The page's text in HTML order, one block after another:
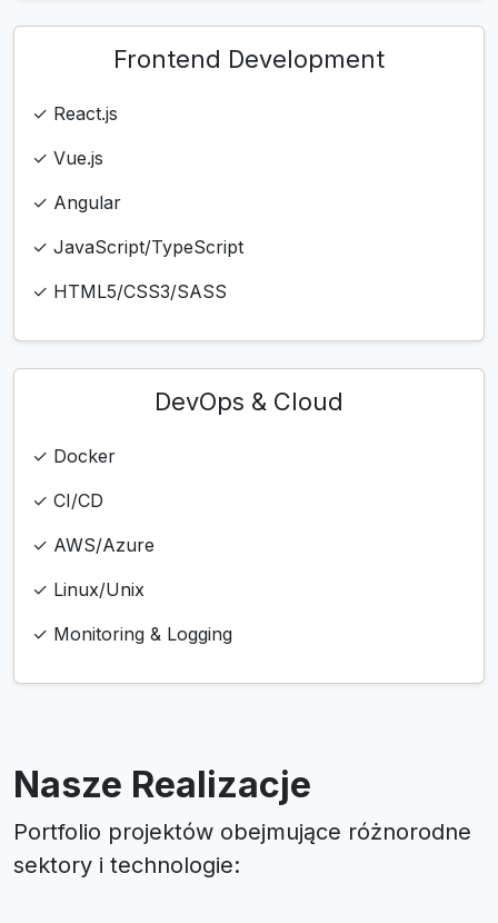
Frontend Development
✓ React.js
✓ Vue.js
✓ Angular
✓ JavaScript/TypeScript
✓ HTML5/CSS3/SASS
DevOps & Cloud
✓ Docker
✓ CI/CD
✓ AWS/Azure
✓ Linux/Unix
✓ Monitoring & Logging
Nasze Realizacje
Portfolio projektów obejmujące różnorodne
sektory i technologie: